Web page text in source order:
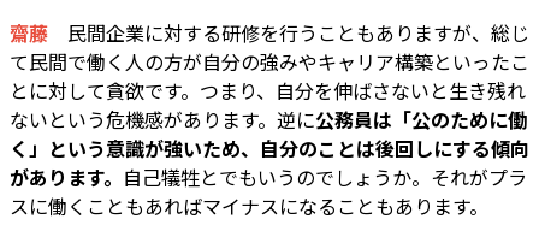
齋藤 民間企業に対する研修を行うこともありますが、総じ
て民間で働く人の方が自分の強みやキャリア構築といったこ
とに対して貪欲です。つまり、自分を伸ばさないと生き残れ
ないという危機感があります。逆に公務員は「公のために働
く」という意識が強いため、自分のことは後回しにする傾向
があります。 自己犠牲とでもいうのでしょうか。それがプラ
スに働くこともあればマイナスになることもあります。